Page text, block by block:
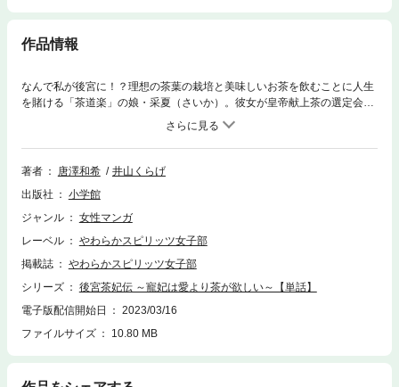
作品情報
なんで私が後宮に！？理想の茶葉の栽培と美味しいお茶を飲むことに人生
を賭ける「茶道楽」の娘・采夏（さいか）。彼女が皇帝献上茶の選定会だ
と思って並んだ場所で選ばれていたのは、茶葉ではなく後宮妃だっ
た・・・！うっかり入内した采夏を待ち受けるのは、誰よりも美味しくお
茶を飲む才能を持った皇帝との運命的な出会いと、ドロドロの陰謀が渦巻
く後宮の闇――お茶が命、結婚も恋愛もそっちのけだったはずの采夏の明
宮×シンデレラストーリー、開幕です。－私が極楽へ連れて行って差し上
げましょう、お茶で！－
著者 唐澤和希
井山くらげ
出版社
小学館
ジャンル
女性マンガ
レーベル
やわらかスピリッツ女子部
掲載誌
やわらかスピリッツ女子部
シリーズ
後宮茶妃伝 ～寵妃は愛より茶が欲しい～【単話】
電子版配信開始日
2023/03/16
ファイルサイズ
10.80 MB